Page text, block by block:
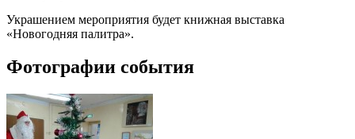
Украшением мероприятия будет книжная выставка
«Новогодняя палитра».
Фотографии события